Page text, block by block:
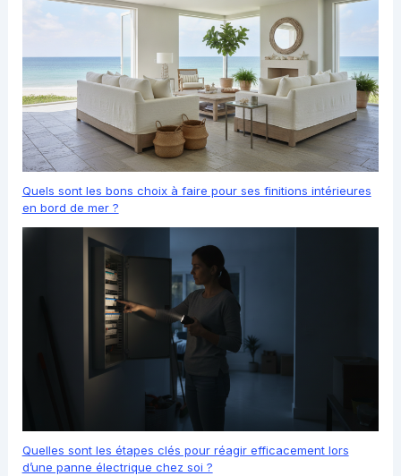
Quels sont les bons choix à faire pour ses finitions intérieures
en bord de mer ?
Quelles sont les étapes clés pour réagir efficacement lors
d’une panne électrique chez soi ?